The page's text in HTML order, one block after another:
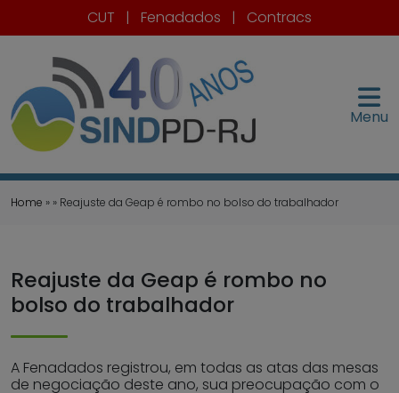
CUT | Fenadados | Contracs
Menu
Home » » Reajuste da Geap é rombo no bolso do trabalhador
Reajuste da Geap é rombo no
bolso do trabalhador
A Fenadados registrou, em todas as atas das mesas
de negociação deste ano, sua preocupação com o